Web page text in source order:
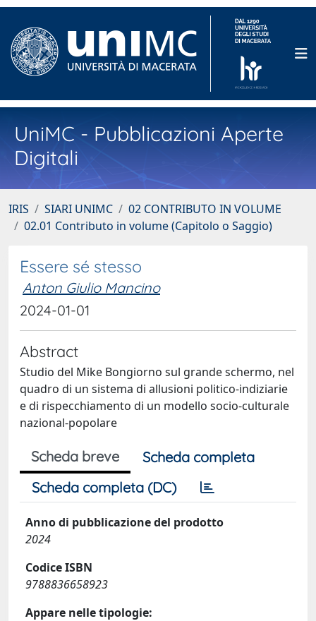
UniMC - Pubblicazioni Aperte
Digitali
IRIS SIARI UNIMC
02 CONTRIBUTO IN VOLUME
02.01 Contributo in volume (Capitolo o Saggio)
Essere sé stesso
Anton Giulio Mancino
2024-01-01
Abstract
Studio del Mike Bongiorno sul grande schermo, nel
quadro di un sistema di allusioni politico-indiziarie
e di rispecchiamento di un modello socio-culturale
nazional-popolare
Scheda breve
Scheda completa
Scheda completa (DC)
Anno di pubblicazione del prodotto
2024
Codice ISBN
9788836658923
Appare nelle tipologie: